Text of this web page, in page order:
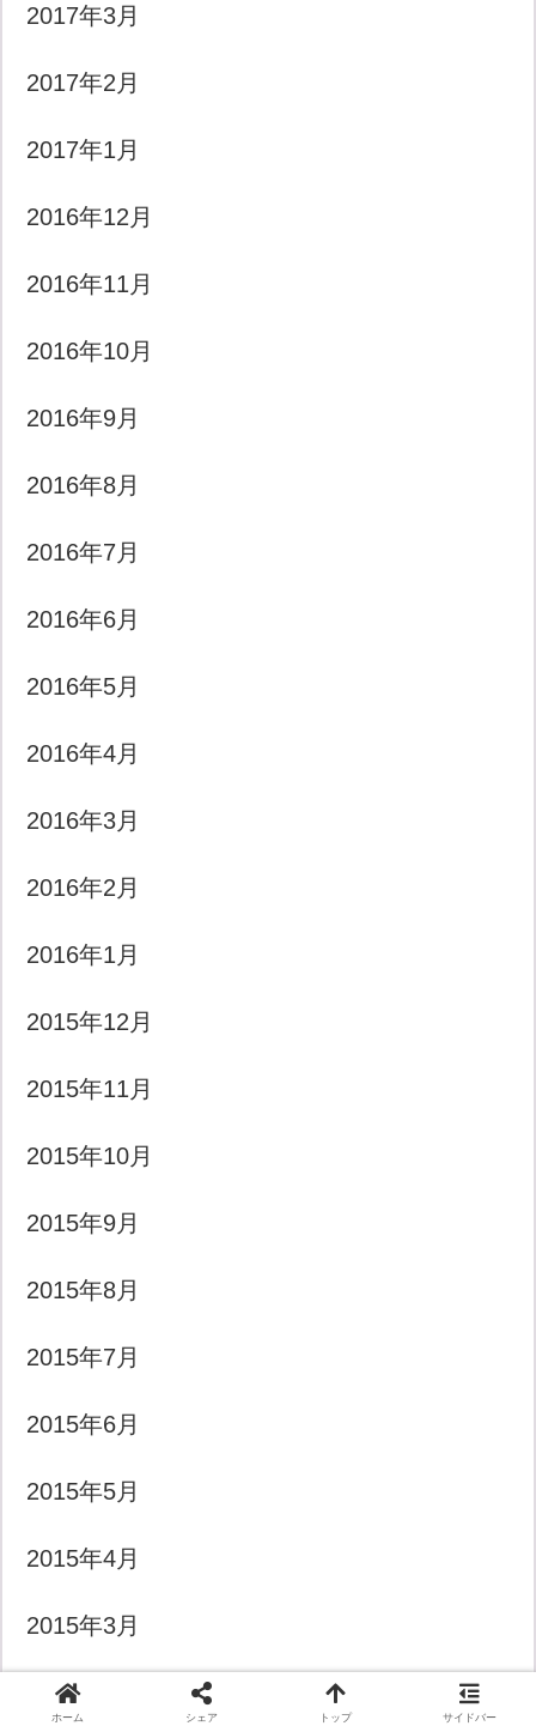
2017年3月
2017年2月
2017年1月
2016年12月
2016年11月
2016年10月
2016年9月
2016年8月
2016年7月
2016年6月
2016年5月
2016年4月
2016年3月
2016年2月
2016年1月
2015年12月
2015年11月
2015年10月
2015年9月
2015年8月
2015年7月
2015年6月
2015年5月
2015年4月
2015年3月
2015年2月
ホーム シェア トップ サイドバー